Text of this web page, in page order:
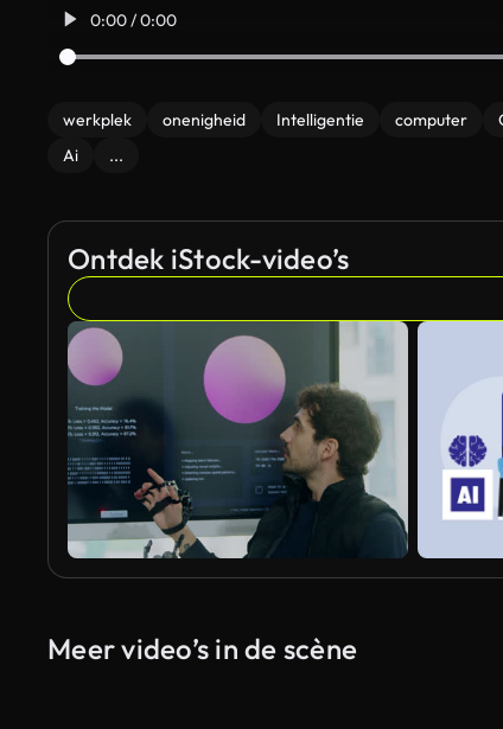
0:00 / 0:00
werkplek onenigheid Intelligentie computer
Ai
...
Ontdek iStock-video’s
Meer video’s in de scène